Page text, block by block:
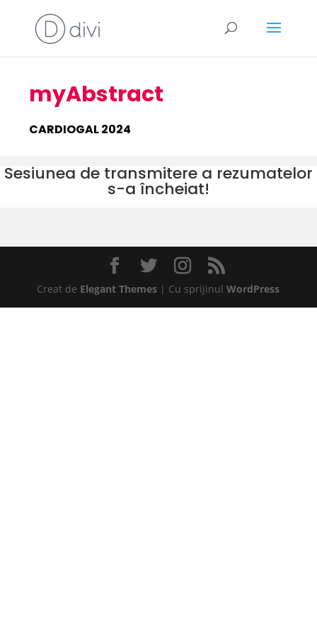
myAbstract
CARDIOGAL 2024
Sesiunea de transmitere a rezumatelor
s-a încheiat!
Creat de Elegant Themes | Cu sprijinulWordPress